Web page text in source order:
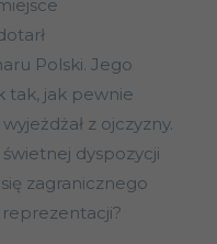
Polski. Jego
tak, jak pewnie
z ojczyzny.
świetnej dyspozycji
zagranicznego
reprezentacji?